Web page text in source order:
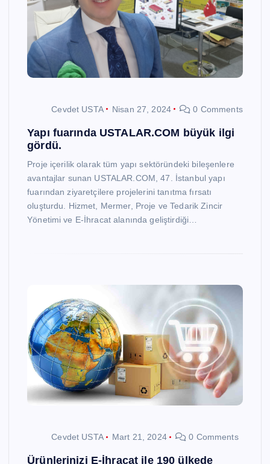
Cevdet USTA Nisan 27, 2024 0 Comments
Yapı fuarında USTALAR.COM büyük ilgi
gördü.
Proje içerilik olarak tüm yapı sektöründeki bileşenlere
avantajlar sunan USTALAR.COM, 47. İstanbul yapı
fuarından ziyaretçilere projelerini tanıtma fırsatı
oluşturdu. Hizmet, Mermer, Proje ve Tedarik Zincir
Yönetimi ve E-İhracat alanında geliştirdiği…
Cevdet USTA Mart 21, 2024 0 Comments
Ürünlerinizi E-İhracat ile 190 ülkede